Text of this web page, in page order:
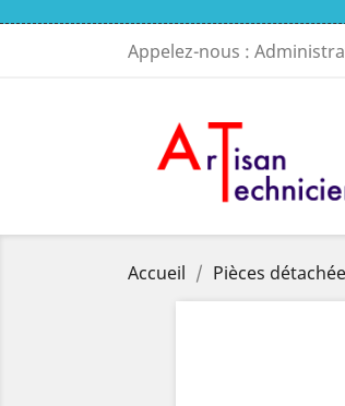
Appelez-nous :
Accueil Pièces